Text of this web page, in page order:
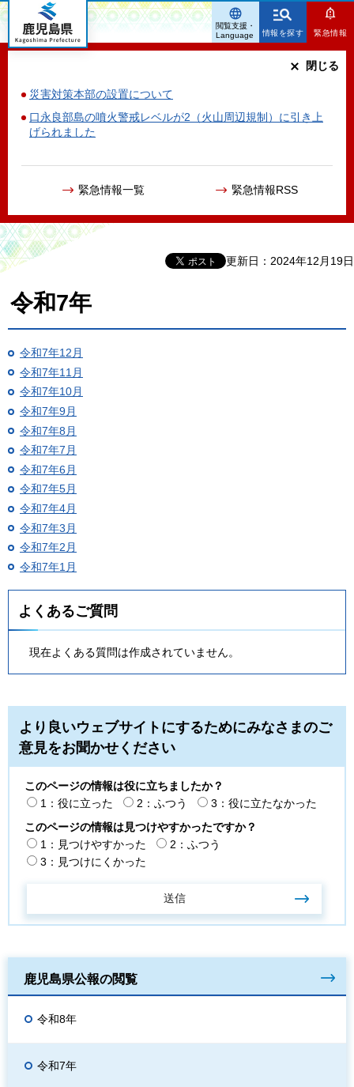
鹿児島県
情報を探す 緊急情報
災害対策本部の設置について
口永良部島の噴火警戒レベルが2（火山周辺規制）に引き上
げられました
緊急情報一覧 緊急情報RSS
閉じる
閲覧支援・
Language
更新日：2024年12月19日
令和7年
令和7年12月
令和7年11月
令和7年10月
令和7年9月
令和7年8月
令和7年7月
令和7年6月
令和7年5月
令和7年4月
令和7年3月
令和7年2月
令和7年1月
よくあるご質問
現在よくある質問は作成されていません。
より良いウェブサイトにするためにみなさまのご
意見をお聞かせください
このページの情報は役に立ちましたか？
1：役に立った
2：ふつう
3：役に立たなかった
このページの情報は見つけやすかったですか？
1：見つけやすかった
2：ふつう
3：見つけにくかった
鹿児島県公報の閲覧
令和8年
令和7年